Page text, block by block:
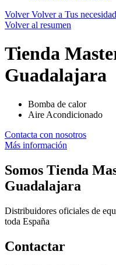
Volver Volver a Tus
Volver al resumen
Tienda
Guadalajara
Bomba de calor
Aire Acondicionado
Contacta con nosotros
Más información
Somos Tienda
Guadalajara
Distribuidores oficiales de
toda España
Contactar